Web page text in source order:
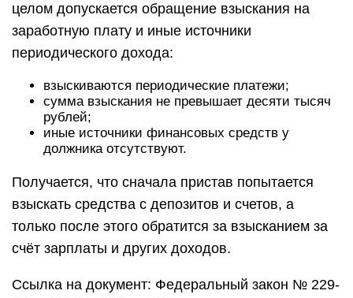
целом допускается обращение взыскания на
заработную плату и иные источники
периодического дохода:
взыскиваются периодические платежи;
сумма взыскания не превышает десяти тысяч
рублей;
иные источники финансовых средств у
должника отсутствуют.
Получается, что сначала пристав попытается
взыскать средства с депозитов и счетов, а
только после этого обратится за взысканием за
счёт зарплаты и других доходов.
Ссылка на документ: Федеральный закон № 229-